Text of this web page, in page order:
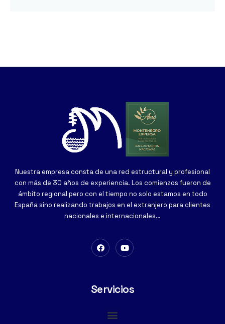
Nuestra empresa consta de una red estructural y profesional
con más de 30 años de experiencia. Los comienzos fueron de
ámbito regional pero con el tiempo no solo estamos en todo
España sino realizando trabajos en el extranjero para clientes
nacionales e internacionales…
Servicios